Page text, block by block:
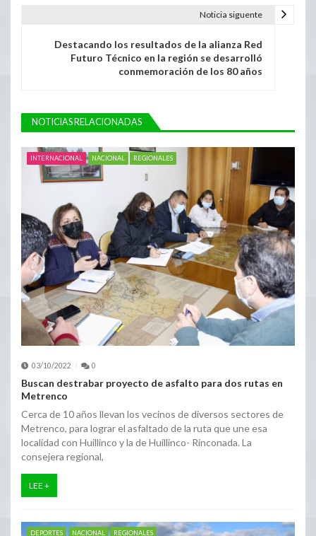
Noticia siguente
Destacando los resultados de la alianza Red
Futuro Técnico en la región se desarrolló
conmemoración de los 80 años
NOTICIAS RELACIONADAS
INTERNACIONAL NACIONAL REGIONALES
03/10/2022 0
Buscan destrabar proyecto de asfalto para dos rutas en
Metrenco
Cerca de 10 años llevan los vecinos de diversos sectores de
Metrenco, para lograr el asfaltado de la ruta que une esa
localidad con Huillinco y la de Huillinco- Rinconada. La
consejera regional,
LEE +
DEPORTES NACIONAL REGIONALES